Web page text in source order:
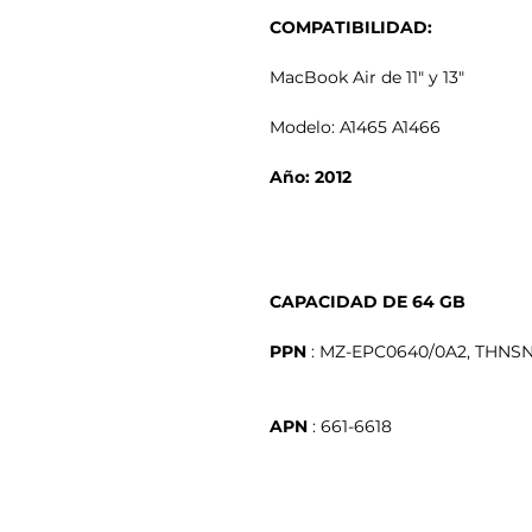
COMPATIBILIDAD:
MacBook Air de 11" y 13"
Modelo: A1465 A1466
Año: 2012
CAPACIDAD DE 64 GB
PPN
APN